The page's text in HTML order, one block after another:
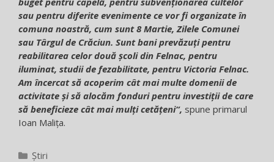
sau pentru diferite evenimente ce vor fi organizate în
comuna noastră, cum sunt 8 Martie, Zilele Comunei
sau Târgul de Crăciun. Sunt bani prevăzuți pentru
reabilitarea celor două școli din Felnac, pentru
iluminat, studii de fezabilitate, pentru Victoria Felnac.
Am încercat să acoperim cât mai multe domenii de
activitate și să alocăm fonduri pentru investiții de care
să beneficieze cât mai mulți cetățeni“, spune primarul
Ioan Malița.
Categorii
Știri